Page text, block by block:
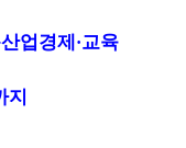
'농산업경제
·교육
지